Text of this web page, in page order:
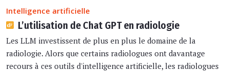
Intelligence artificielle
L’utilisation de Chat GPT en radiologie
Les LLM investissent de plus en plus le domaine de la
radiologie. Alors que certains radiologues ont davantage
recours à ces outils d'intelligence artificielle, les radiologues